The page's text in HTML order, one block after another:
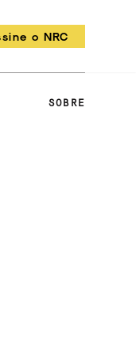
o NRC
SOBRE